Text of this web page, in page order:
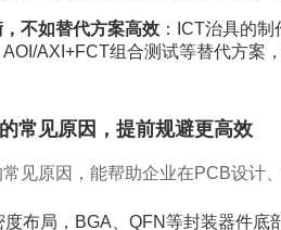
不如替代方案高效 ：ICT治具的
AXI+FCT组合测试等替代方案
常见原因，提前规避更高效
见原因，能帮助企业在PCB设计
度布局，BGA、QFN等封装器件底